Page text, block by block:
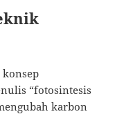
“fotosintesis
karbon